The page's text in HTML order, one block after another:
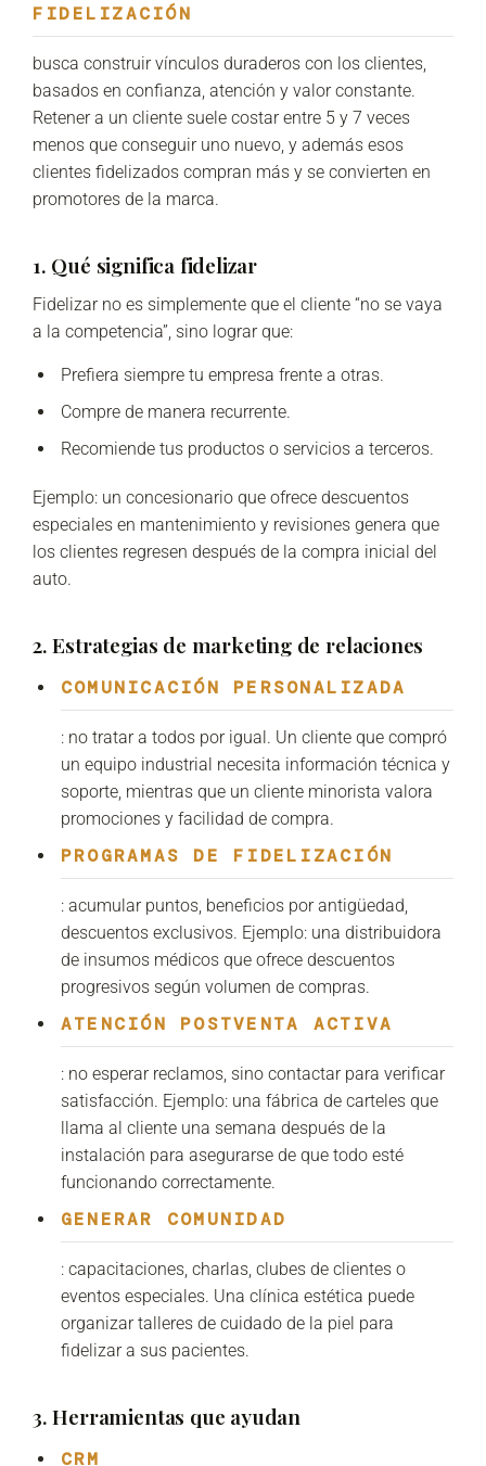
FIDELIZACIÓN
busca construir vínculos duraderos con los clientes,
basados en confianza, atención y valor constante.
Retener a un cliente suele costar entre 5 y 7 veces
menos que conseguir uno nuevo, y además esos
clientes fidelizados compran más y se convierten en
promotores de la marca.
1. Qué significa fidelizar
Fidelizar no es simplemente que el cliente “no se vaya
a la competencia”, sino lograr que:
Prefiera siempre tu empresa frente a otras.
Compre de manera recurrente.
Recomiende tus productos o servicios a terceros.
Ejemplo: un concesionario que ofrece descuentos
especiales en mantenimiento y revisiones genera que
los clientes regresen después de la compra inicial del
auto.
2. Estrategias de marketing de relaciones
COMUNICACIÓN PERSONALIZADA
: no tratar a todos por igual. Un cliente que compró
un equipo industrial necesita información técnica y
soporte, mientras que un cliente minorista valora
promociones y facilidad de compra.
PROGRAMAS DE FIDELIZACIÓN
: acumular puntos, beneficios por antigüedad,
descuentos exclusivos. Ejemplo: una distribuidora
de insumos médicos que ofrece descuentos
progresivos según volumen de compras.
ATENCIÓN POSTVENTA ACTIVA
: no esperar reclamos, sino contactar para verificar
satisfacción. Ejemplo: una fábrica de carteles que
llama al cliente una semana después de la
instalación para asegurarse de que todo esté
funcionando correctamente.
GENERAR COMUNIDAD
: capacitaciones, charlas, clubes de clientes o
eventos especiales. Una clínica estética puede
organizar talleres de cuidado de la piel para
fidelizar a sus pacientes.
3. Herramientas que ayudan
CRM